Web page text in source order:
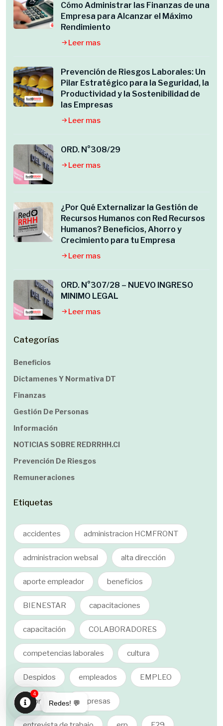
Cómo Administrar las Finanzas de una
Empresa para Alcanzar el Máximo
Rendimiento
Leer mas
Prevención de Riesgos Laborales: Un
Pilar Estratégico para la Seguridad, la
Productividad y la Sostenibilidad de
las Empresas
Leer mas
ORD. N°308/29
Leer mas
¿Por Qué Externalizar la Gestión de
Recursos Humanos con Red Recursos
Humanos? Beneficios, Ahorro y
Crecimiento para tu Empresa
Leer mas
ORD. N°307/28 – NUEVO INGRESO
MINIMO LEGAL
Leer mas
Categorías
Beneficios
Dictamenes Y Normativa DT
Finanzas
Gestión De Personas
Información
NOTICIAS SOBRE REDRRHH.cl
Prevención De Riesgos
Remuneraciones
Etiquetas
accidentes administracion HCMFRONT
administracion websal alta dirección
aporte empleador beneficios
BIENESTAR capacitaciones
capacitación COLABORADORES
competencias laborales cultura
Despidos empleados EMPLEO
empresa empresas
Redes! 💬
Open
4